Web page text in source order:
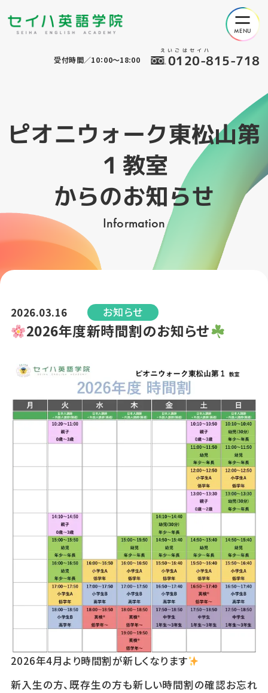
えいごはセイハ
0120-815-718
受付時間／10：00～18:00
ピオニウォーク東松山第
１教室
からのお知らせ
Information
2026.03.16 お知らせ
2026年度新時間割のお知らせ
2026年4月より時間割が新しくなります
新入生の方、既存生の方も新しい時間割の確認お忘れ